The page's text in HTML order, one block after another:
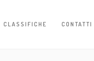
CLASSIFICHE CONTATTI